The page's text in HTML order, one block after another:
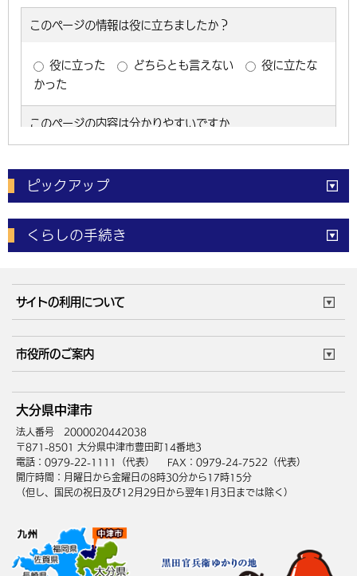
ピックアップ
電子申請 窓口の混雑状況
体育施設予約状況 ご意見・ご要望
くらしの手続き
成人・仕事
住まい・引越 ごみ・環境
健康・医療 障がい・福祉
高齢・介護
サイトの利用について
サイトマップ
市役所のご案内
庁舎地図 組織案内
中津市へのアクセス
大分県中津市
法人番号 2000020442038
〒871-8501 大分県中津市豊田町14番地3
電話：0979-22-1111（代表）
FAX：0979-24-7522（代表）
開庁時間：月曜日から金曜日の8時30分から17時15分
（但し、国民の祝日及び12月29日から翌年1月3日までは除く）